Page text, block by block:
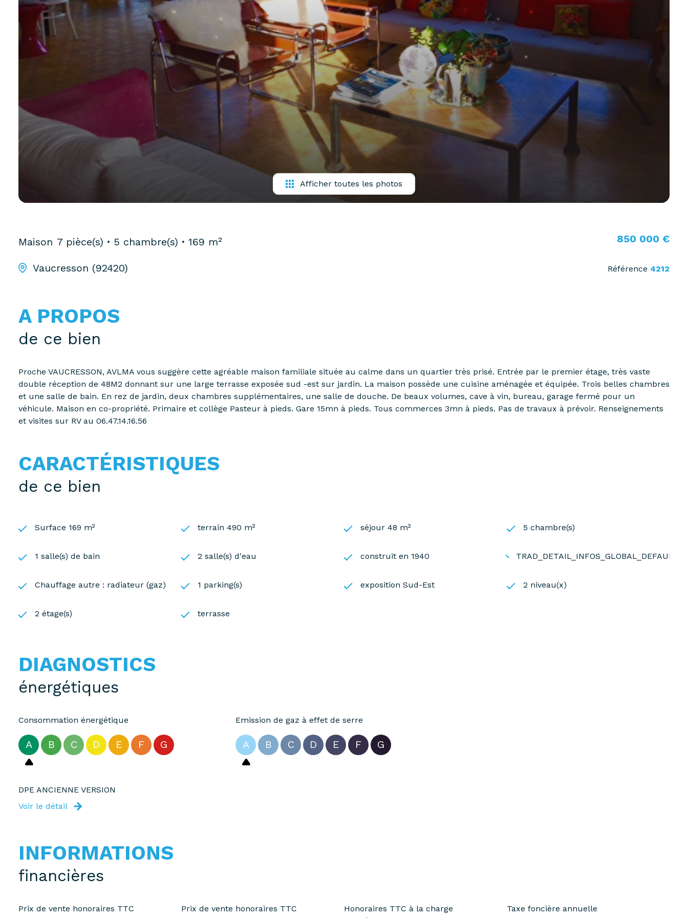
Afficher toutes les photos
Maison 7 pièce(s) 5 chambre(s) 169 m²
Vaucresson (92420)
850 000 €
Référence 4212
A PROPOS
de ce bien
Proche VAUCRESSON, AVLMA vous suggère cette agréable maison familiale située au calme dans un quartier très prisé. Entrée par le premier étage, très vaste
double réception de 48M2 donnant sur une large terrasse exposée sud -est sur jardin. La maison possède une cuisine aménagée et équipée. Trois belles chambres
et une salle de bain. En rez de jardin, deux chambres supplémentaires, une salle de douche. De beaux volumes, cave à vin, bureau, garage fermé pour un
véhicule. Maison en co-propriété. Primaire et collège Pasteur à pieds. Gare 15mn à pieds. Tous commerces 3mn à pieds. Pas de travaux à prévoir. Renseignements
et visites sur RV au 06.47.14.16.56
CARACTÉRISTIQUES
de ce bien
Surface 169 m² terrain 490 m² séjour 48 m² 5 chambre(s)
1 salle(s) de bain 2 salle(s) d'eau construit en 1940
Chauffage autre : radiateur (gaz) 1 parking(s) exposition Sud-Est 2 niveau(x)
2 étage(s) terrasse
DIAGNOSTICS
énergétiques
Consommation énergétique
A B C D E F G
Emission de gaz à effet de serre
A B C D E F G
DPE ANCIENNE VERSION
Voir le détail
INFORMATIONS
financières
Prix de vente honoraires TTC
Prix de vente honoraires TTC
Honoraires TTC à la charge
Taxe foncière annuelle